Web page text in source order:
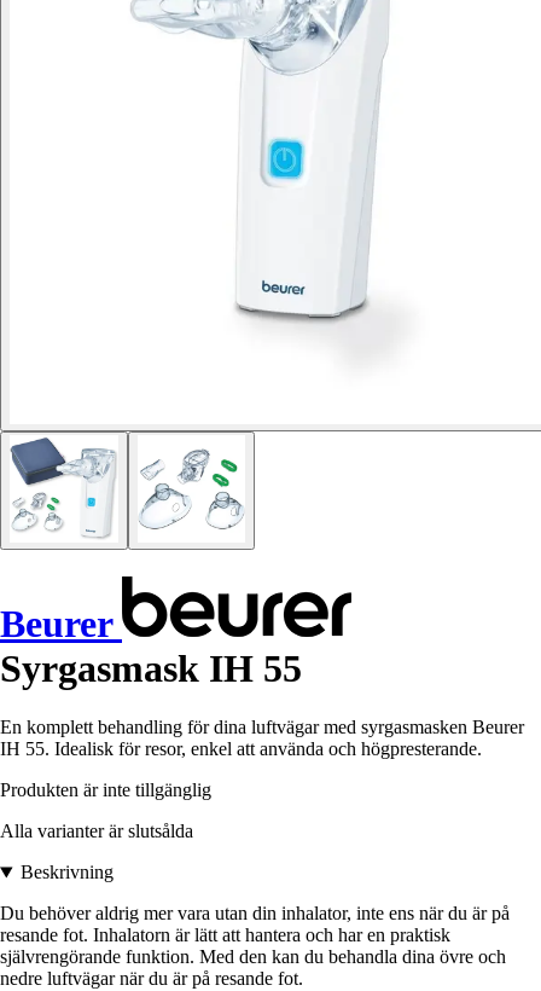
Beurer
Syrgasmask IH 55
En komplett behandling för dina luftvägar med syrgasmasken Beurer
IH 55. Idealisk för resor, enkel att använda och högpresterande.
Produkten är inte tillgänglig
Alla varianter är slutsålda
Beskrivning
Du behöver aldrig mer vara utan din inhalator, inte ens när du är på
resande fot. Inhalatorn är lätt att hantera och har en praktisk
självrengörande funktion. Med den kan du behandla dina övre och
nedre luftvägar när du är på resande fot.